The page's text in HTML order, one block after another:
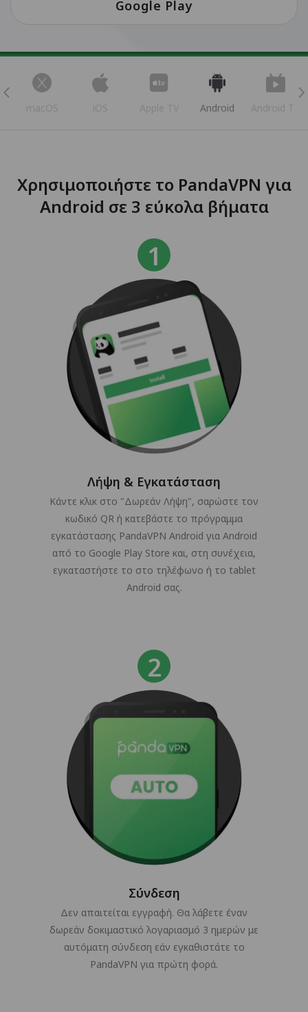
Google Play
macOS iOS Apple TV Android Android TV
Χρησιμοποιήστε το PandaVPN για
Android σε 3 εύκολα βήματα
Λήψη & Εγκατάσταση
Κάντε κλικ στο "Δωρεάν Λήψη", σαρώστε τον
κωδικό QR ή κατεβάστε το πρόγραμμα
εγκατάστασης PandaVPN Android για Android
από το Google Play Store και, στη συνέχεια,
εγκαταστήστε το στο τηλέφωνο ή το tablet
Android σας.
Σύνδεση
Δεν απαιτείται εγγραφή. Θα λάβετε έναν
δωρεάν δοκιμαστικό λογαριασμό 3 ημερών με
αυτόματη σύνδεση εάν εγκαθιστάτε το
PandaVPN για πρώτη φορά.